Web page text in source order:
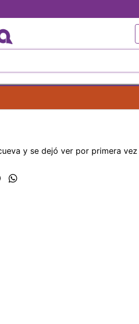
y se dejó ver por primera vez